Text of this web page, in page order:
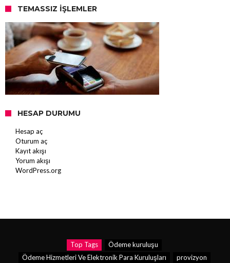
TEMASSIZ İŞLEMLER
HESAP DURUMU
Hesap aç
Oturum aç
Kayıt akışı
Yorum akışı
WordPress.org
Top Tags
Ödeme kuruluşu
Ödeme Hizmetleri Ve Elektronik Para Kuruluşları
provizyon